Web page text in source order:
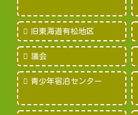
旧東海道有松地区
議会
青少年宿泊センター